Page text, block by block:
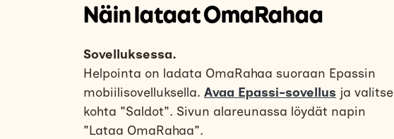
Näin lataat OmaRahaa
Sovelluksessa.
Helpointa on ladata OmaRahaa suoraan Epassin
mobiilisovelluksella. Avaa Epassi-sovellus ja valitse
kohta "Saldot". Sivun alareunassa löydät napin
"Lataa OmaRahaa".